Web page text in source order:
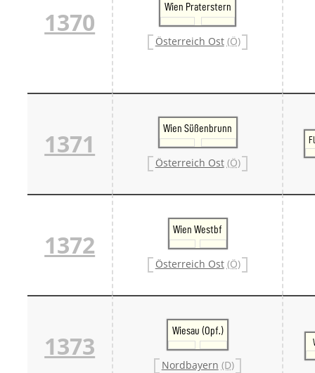
1370
Wien Praterstern
Österreich Ost (Ö)
1371
Wien Süßenbrunn
Österreich Ost (Ö)
1372
Wien Westbf
Österreich Ost (Ö)
1373
Wiesau (Opf.)
Nordbayern (D)